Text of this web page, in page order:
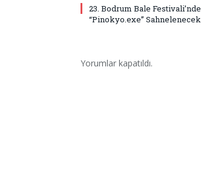
23. Bodrum Bale Festivali’nde
“Pinokyo.exe” Sahnelenecek
Yorumlar kapatıldı.